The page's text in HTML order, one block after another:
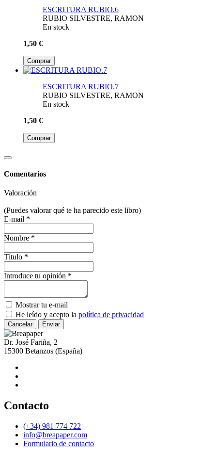
ESCRITURA RUBIO.6
RUBIO SILVESTRE, RAMON
En stock
1,50 €
Comprar
ESCRITURA RUBIO.7
RUBIO SILVESTRE, RAMON
En stock
1,50 €
Comprar
Comentarios
Valoración
(Puedes valorar qué te ha parecido este libro)
E-mail *
Nombre *
Título *
Introduce tu opinión *
Mostrar tu e-mail
He leído y acepto la política de privacidad
Cancelar
Dr. José Fariña, 2
15300 Betanzos (España)
Contacto
(+34) 981 774 722
info@breapaper.com
Formulario de contacto